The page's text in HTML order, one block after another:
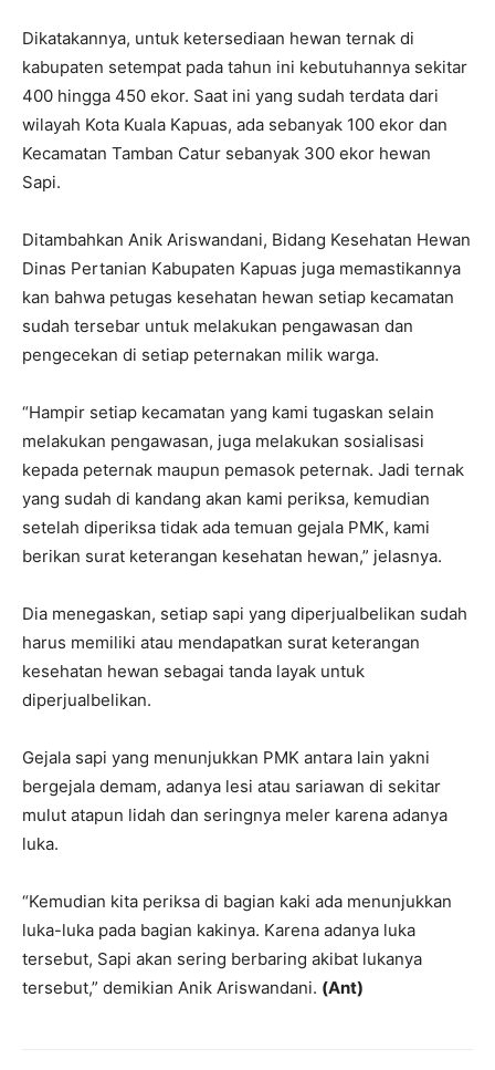
Dikatakannya, untuk ketersediaan hewan ternak di
kabupaten setempat pada tahun ini kebutuhannya sekitar
400 hingga 450 ekor. Saat ini yang sudah terdata dari
wilayah Kota Kuala Kapuas, ada sebanyak 100 ekor dan
Kecamatan Tamban Catur sebanyak 300 ekor hewan
Sapi.
Ditambahkan Anik Ariswandani, Bidang Kesehatan Hewan
Dinas Pertanian Kabupaten Kapuas juga memastikannya
kan bahwa petugas kesehatan hewan setiap kecamatan
sudah tersebar untuk melakukan pengawasan dan
pengecekan di setiap peternakan milik warga.
“Hampir setiap kecamatan yang kami tugaskan selain
melakukan pengawasan, juga melakukan sosialisasi
kepada peternak maupun pemasok peternak. Jadi ternak
yang sudah di kandang akan kami periksa, kemudian
setelah diperiksa tidak ada temuan gejala PMK, kami
berikan surat keterangan kesehatan hewan,” jelasnya.
Dia menegaskan, setiap sapi yang diperjualbelikan sudah
harus memiliki atau mendapatkan surat keterangan
kesehatan hewan sebagai tanda layak untuk
diperjualbelikan.
Gejala sapi yang menunjukkan PMK antara lain yakni
bergejala demam, adanya lesi atau sariawan di sekitar
mulut atapun lidah dan seringnya meler karena adanya
luka.
“Kemudian kita periksa di bagian kaki ada menunjukkan
luka-luka pada bagian kakinya. Karena adanya luka
tersebut, Sapi akan sering berbaring akibat lukanya
tersebut,” demikian Anik Ariswandani. (Ant)